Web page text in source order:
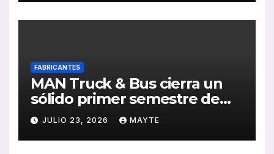
FABRICANTES
MAN Truck & Bus cierra un
sólido primer semestre de
2026 con crecimiento en
ventas, pedidos y
rentabilidad
JULIO 23, 2026 MAYTE